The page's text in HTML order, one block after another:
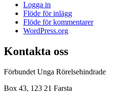
Logga in
Flöde för inlägg
Flöde för kommentarer
WordPress.org
Kontakta oss
Förbundet Unga Rörelsehindrade
Box 43, 123 21 Farsta